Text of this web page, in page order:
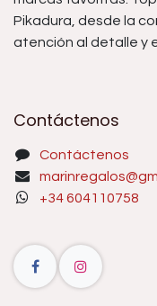
Pikadura, desde la
atención al detalle y
Contáctenos
Contáctenos
+34 604110758